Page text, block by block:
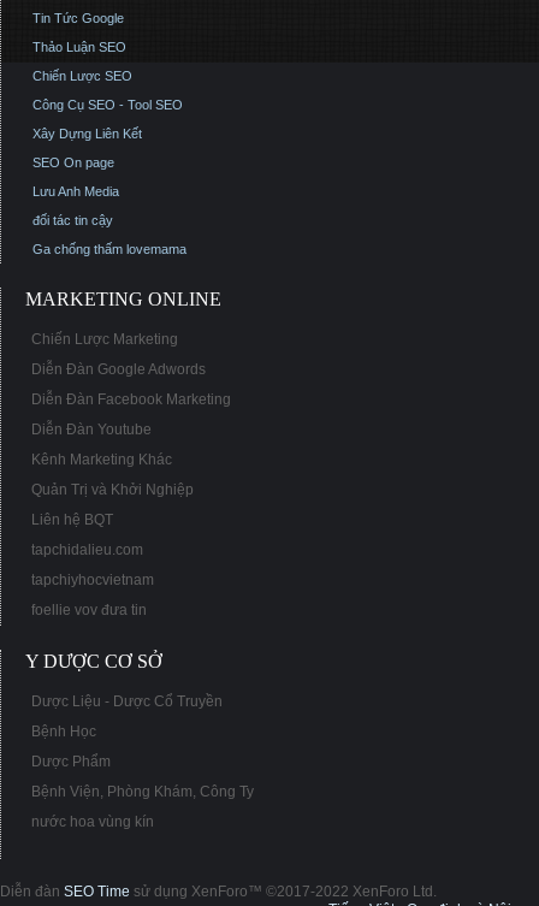
Tin Tức Google
Thảo Luận SEO
Chiến Lược SEO
Công Cụ SEO - Tool SEO
Xây Dựng Liên Kết
SEO On page
Lưu Anh Media
đối tác tin cậy
Ga chống thấm lovemama
MARKETING ONLINE
Chiến Lược Marketing
Diễn Đàn Google Adwords
Diễn Đàn Facebook Marketing
Diễn Đàn Youtube
Kênh Marketing Khác
Quản Trị và Khởi Nghiệp
Liên hệ BQT
tapchidalieu.com
tapchiyhocvietnam
foellie vov đưa tin
Y DƯỢC CƠ SỞ
Dược Liệu - Dược Cổ Truyền
Bệnh Học
Dược Phẩm
Bệnh Viện, Phòng Khám, Công Ty
nước hoa vùng kín
Diễn đàn SEO Time sử dụng XenForo™ ©2017-2022 XenForo Ltd.